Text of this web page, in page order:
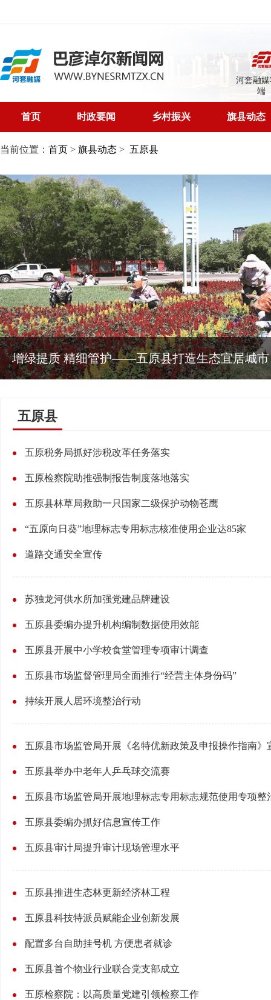
河套融
端
首页 时政要闻 乡村振兴 旗县动态
当前位置： 首页 > 旗县动态 > 五原县
增绿提质 精细管护——五原县打造生态宜居城市
五原县
五原税务局抓好涉税改革任务落实
五原检察院助推强制报告制度落地落实
五原县林草局救助一只国家二级保护动物苍鹰
“五原向日葵”地理标志专用标志核准使用企业达85家
道路交通安全宣传
苏独龙河供水所加强党建品牌建设
五原县委编办提升机构编制数据使用效能
五原县开展中小学校食堂管理专项审计调查
五原县市场监督管理局全面推行“经营主体身份码”
持续开展人居环境整治行动
五原县市场监管局开展《名特优新政策及申报操作指南》
五原县举办中老年人乒乓球交流赛
五原县市场监管局开展地理标志专用标志规范使用专项整
五原县委编办抓好信息宣传工作
五原县审计局提升审计现场管理水平
五原县推进生态林更新经济林工程
五原县科技特派员赋能企业创新发展
配置多台自助挂号机 方便患者就诊
五原县首个物业行业联合党支部成立
五原检察院：以高质量党建引领检察工作